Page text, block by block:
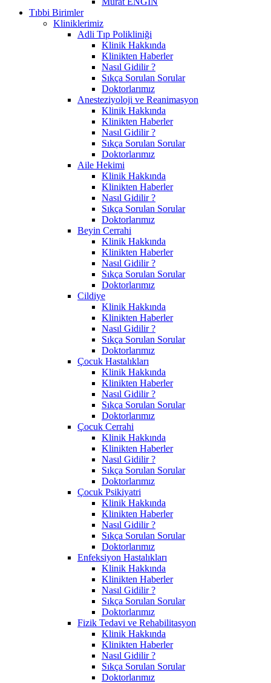
Tıbbi Birimler
Kliniklerimiz
Adli Tıp Polikliniği
Klinik Hakkında
Klinikten Haberler
Nasıl Gidilir ?
Sıkça Sorulan Sorular
Doktorlarımız
Anesteziyoloji ve Reanimasyon
Klinik Hakkında
Klinikten Haberler
Nasıl Gidilir ?
Sıkça Sorulan Sorular
Doktorlarımız
Aile Hekimi
Klinik Hakkında
Klinikten Haberler
Nasıl Gidilir ?
Sıkça Sorulan Sorular
Doktorlarımız
Beyin Cerrahi
Klinik Hakkında
Klinikten Haberler
Nasıl Gidilir ?
Sıkça Sorulan Sorular
Doktorlarımız
Cildiye
Klinik Hakkında
Klinikten Haberler
Nasıl Gidilir ?
Sıkça Sorulan Sorular
Doktorlarımız
Çocuk Hastalıkları
Klinik Hakkında
Klinikten Haberler
Nasıl Gidilir ?
Sıkça Sorulan Sorular
Doktorlarımız
Çocuk Cerrahi
Klinik Hakkında
Klinikten Haberler
Nasıl Gidilir ?
Sıkça Sorulan Sorular
Doktorlarımız
Çocuk Psikiyatri
Klinik Hakkında
Klinikten Haberler
Nasıl Gidilir ?
Sıkça Sorulan Sorular
Doktorlarımız
Enfeksiyon Hastalıkları
Klinik Hakkında
Klinikten Haberler
Nasıl Gidilir ?
Sıkça Sorulan Sorular
Doktorlarımız
Fizik Tedavi ve Rehabilitasyon
Klinik Hakkında
Klinikten Haberler
Nasıl Gidilir ?
Sıkça Sorulan Sorular
Doktorlarımız